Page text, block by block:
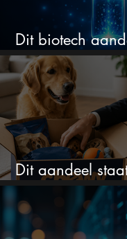
Dit biotech
voor een flinke
Dit aandeel
terwijl het